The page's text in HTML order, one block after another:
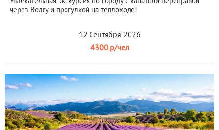
через Волгу и прогулкой на теплоходе!
12 Сентября 2026
4300 р/чел